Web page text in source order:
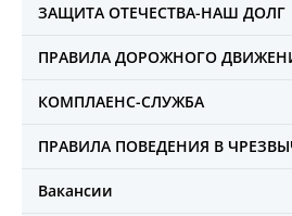
ЗАЩИТА ОТЕЧЕСТВА-НАШ ДОЛГ
ПРАВИЛА ДОРОЖНОГО
КОМПЛАЕНС-СЛУЖБА
ПРАВИЛА ПОВЕДЕНИЯ В
Вакансии